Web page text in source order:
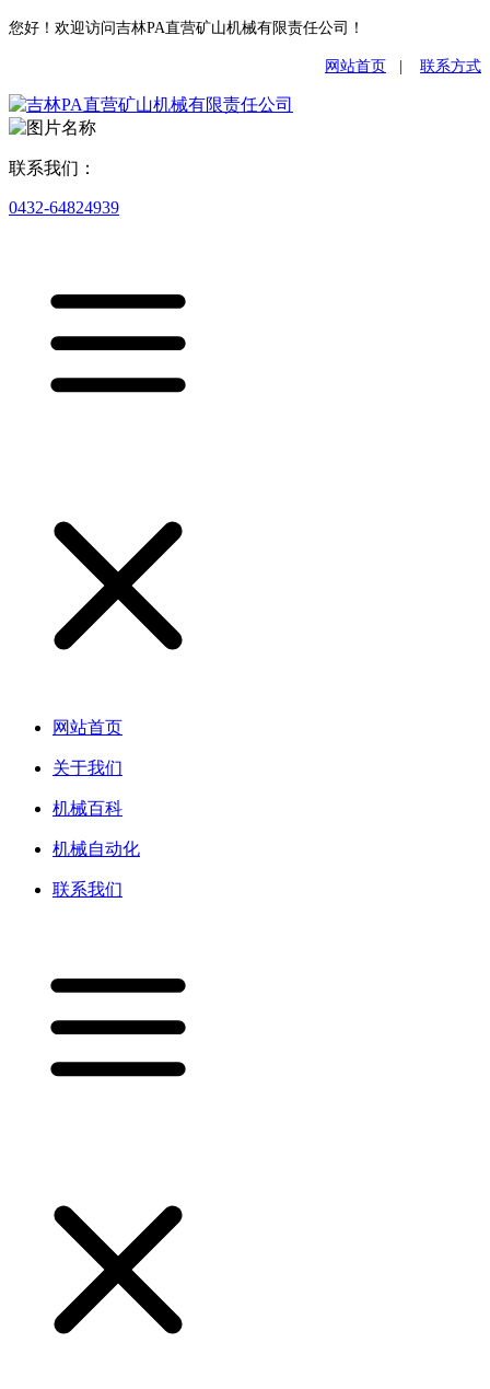
您好！欢迎访问吉林PA直营矿山机械有限责任公司！
网站首页 联系方式
联系我们：
0432-64824939
网站首页
关于我们
机械百科
机械自动化
联系我们